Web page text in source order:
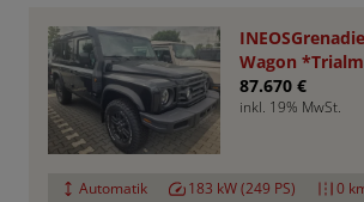
Wagon
VA+HA Sperren
87.670 €
inkl. 19% MwSt.
Automatik 183 kW (249 PS)
0